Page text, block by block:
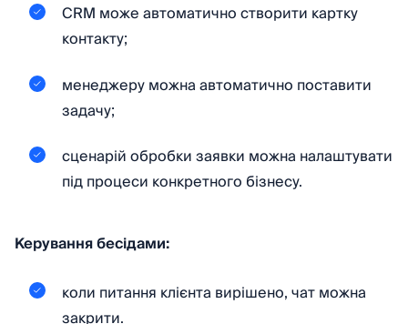
CRM може автоматично створити картку
контакту;
менеджеру можна автоматично поставити
задачу;
сценарій обробки заявки можна налаштувати
під процеси конкретного бізнесу.
Керування бесідами:
коли питання клієнта вирішено, чат можна
закрити.